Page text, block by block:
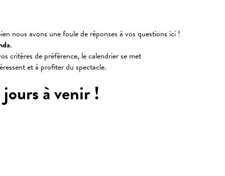
nous avons une foule de réponses à vos questions ici !
.
critères de préférence, le calendrier se met
et à profiter du spectacle.
à venir !